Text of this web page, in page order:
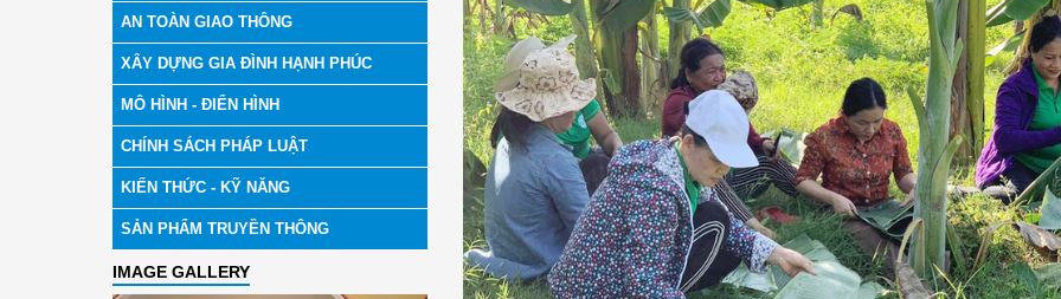
AN TOÀN GIAO THÔNG
XÂY DỰNG GIA ĐÌNH HẠNH PHÚC
MÔ HÌNH - ĐIỂN HÌNH
CHÍNH SÁCH PHÁP LUẬT
KIẾN THỨC - KỸ NĂNG
SẢN PHẨM TRUYỀN THÔNG
IMAGE GALLERY